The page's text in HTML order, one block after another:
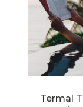
Termal